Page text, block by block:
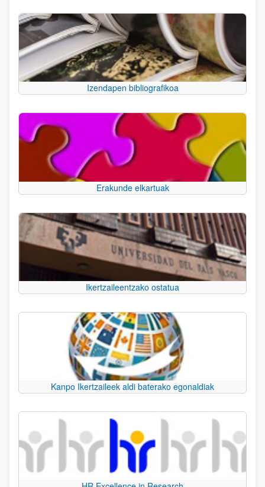
Izendapen bibliografikoa
Erakunde elkartuak
Ikertzaileentzako ostatua
Kanpo Ikertzaileek aldi baterako egonaldiak